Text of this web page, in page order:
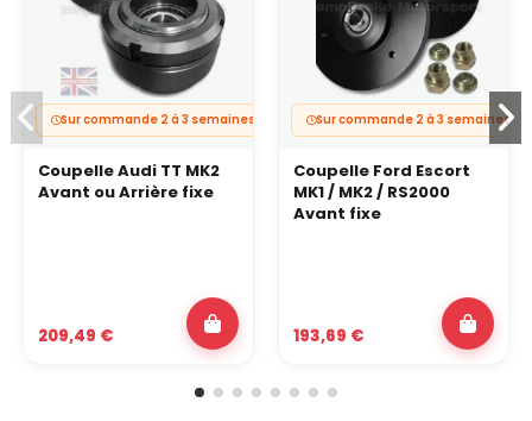
Sur commande 2 à 3 semaines
Coupelle Audi TT MK2
Avant ou Arrière fixe
209,49 €
Sur commande 2 à 3 semaines
Coupelle Ford Escort
MK1 / MK2 / RS2000
Avant fixe
193,69 €